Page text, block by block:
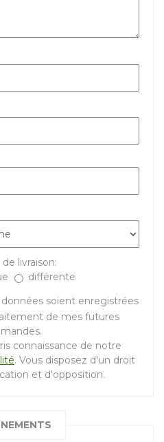
livraison:
différente
soient enregistrées
de mes futures
connaissance de notre
. Vous disposez d'un droit
et d'opposition.